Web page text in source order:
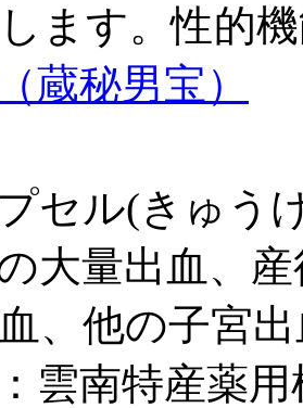
ます。性的
蔵秘男宝）
セル(きゅう
大量出血、
、他の子宮
雲南特産薬